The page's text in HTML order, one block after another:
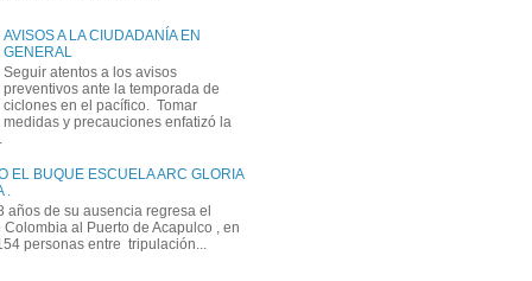
AVISOS A LA CIUDADANÍA EN
GENERAL
Seguir atentos a los avisos
preventivos ante la temporada de
ciclones en el pacífico. Tomar
medidas y precauciones enfatizó la
EL BUQUE ESCUELA ARC GLORIA
.
años de su ausencia regresa el
Colombia al Puerto de Acapulco , en
personas entre tripulación...